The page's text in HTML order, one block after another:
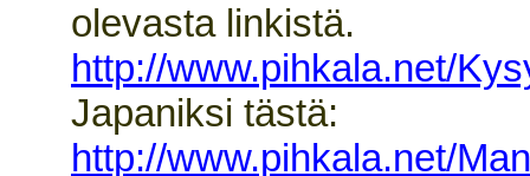
olevasta linkistä.
http://www.pihkala.net/
Japaniksi tästä:
http://www.pihkala.net/